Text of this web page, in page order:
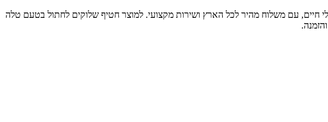
ביותר של מוצרים איכותיים לבעלי חיים, עם משלוח מהיר לכל הארץ ושירות מקצועי. למוצר חטיף שלוקים לחתול בטעם טלה